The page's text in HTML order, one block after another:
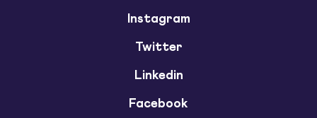
Instagram
Twitter
Linkedin
Facebook